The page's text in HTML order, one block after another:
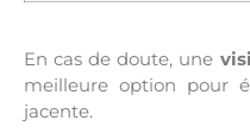
En cas de doute, une
meilleure option pour
jacente.